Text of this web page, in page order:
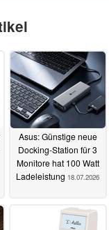
Asus: Günstige neue
Docking-Station für 3
Monitore hat 100 Watt
Ladeleistung 18.07.2026